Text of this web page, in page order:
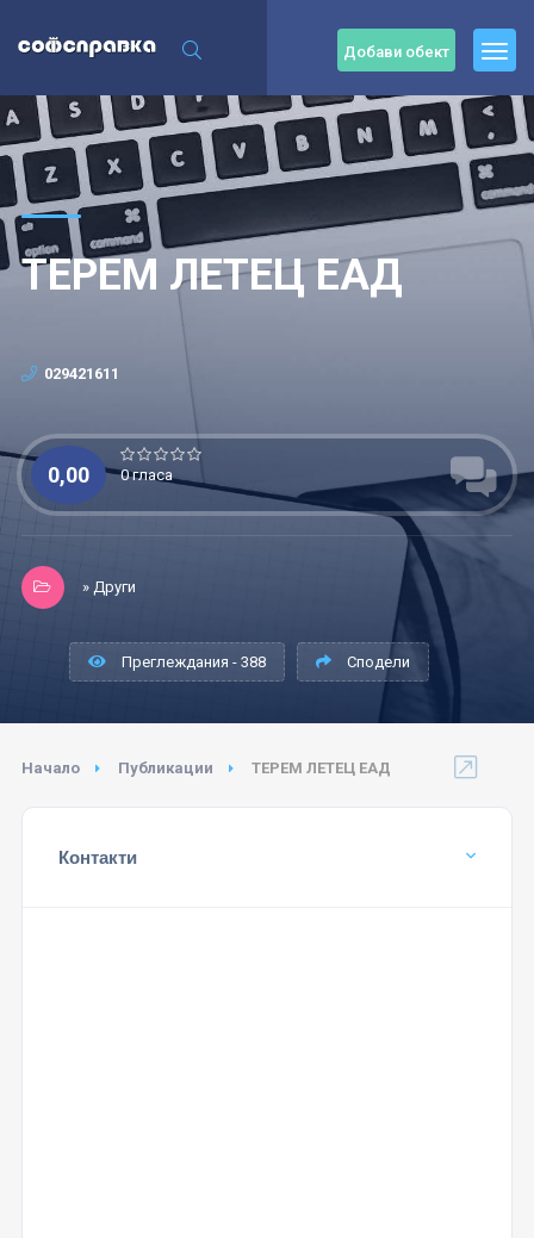
Добави обект
ТЕРЕМ ЛЕТЕЦ ЕАД
029421611
0,00 0 гласа
» Други
Преглеждания - 388 Сподели
Начало Публикации ТЕРЕМ ЛЕТЕЦ ЕАД
Контакти